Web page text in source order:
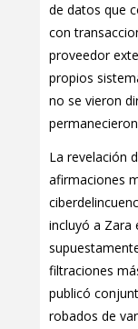
de datos que
con
proveedor
propios
no se vieron
La revelación
afirmaciones
incluyó a Zara
filtraciones
publicó
robados de